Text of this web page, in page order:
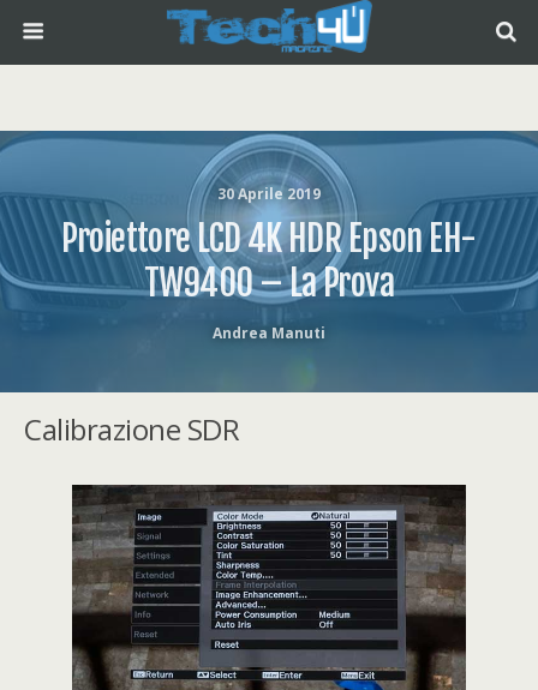
30 Aprile 2019
Proiettore LCD 4K HDR Epson EH-
TW9400 – La Prova
Andrea Manuti
Calibrazione SDR